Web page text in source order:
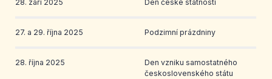
28. září 2025 Den české státnosti
27. a 29. října 2025 Podzimní prázdniny
28. října 2025
Den vzniku samostatného
československého státu